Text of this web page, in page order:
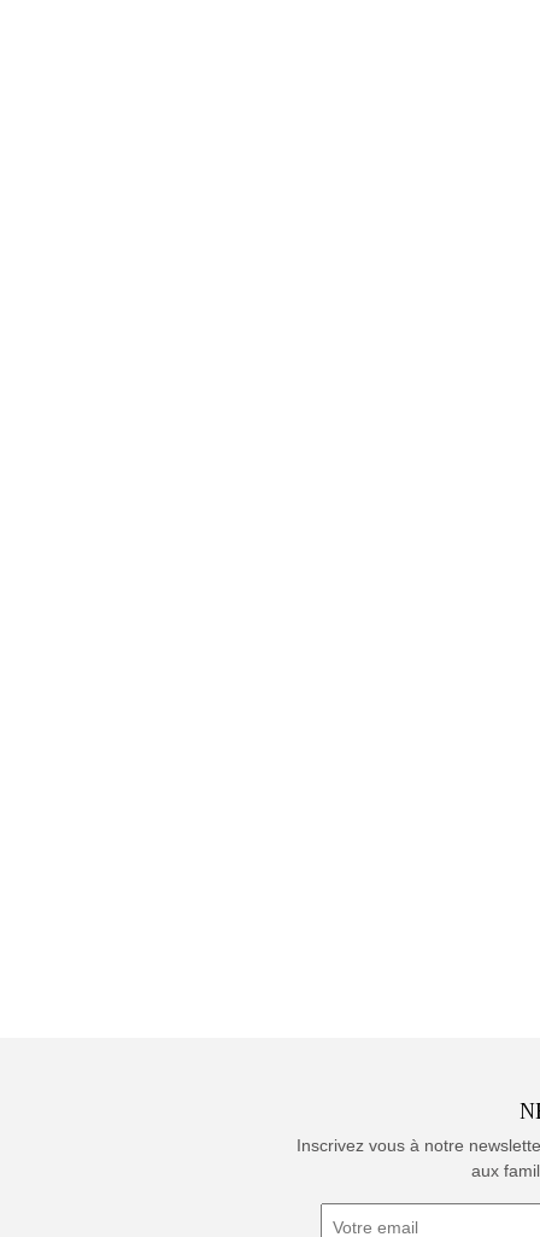
Inscrivez vous à notre
aux